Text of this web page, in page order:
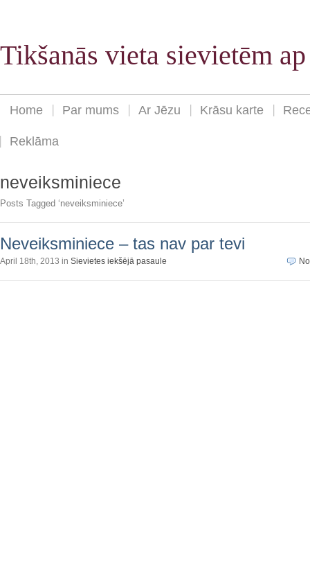
Tikšanās vieta sievietēm
Home Par mums Ar Jēzu Krāsu karte
Reklāma
neveiksminiece
Posts Tagged ‘neveiksminiece’
Neveiksminiece – tas nav par tevi
April 18th, 2013 in Sievietes iekšējā pasaule